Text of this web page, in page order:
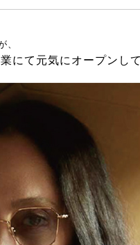
、
て元気にオープンして